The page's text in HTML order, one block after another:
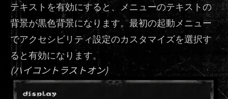
テキストを有効にすると、メニューのテキストの
背景が黒色背景になります。最初の起動メニュー
でアクセシビリティ設定のカスタマイズを選択す
ると有効になります。
(ハイコントラストオン)